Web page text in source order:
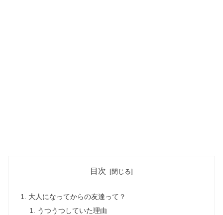
目次
大人になってからの友達って？
うつうつしていた理由